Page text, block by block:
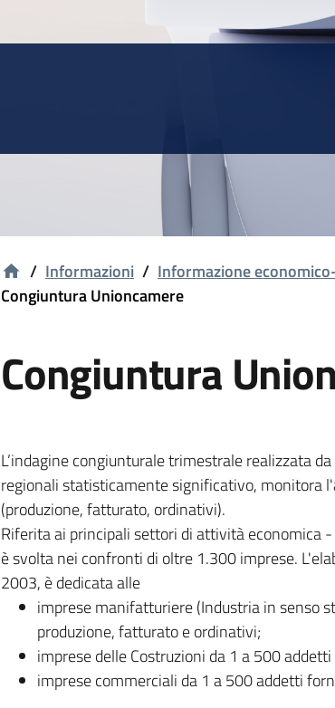
/ Informazioni / Informazione
Congiuntura Unioncamere
Congiuntura
L’indagine congiunturale trimestrale realizzata
regionali statisticamente significativo, monitora
(produzione, fatturato, ordinativi).
Riferita ai principali settori di attività economica
è svolta nei confronti di oltre 1.300 imprese.
2003, è dedicata alle
imprese manifatturiere (Industria in senso
produzione, fatturato e ordinativi;
imprese delle Costruzioni da 1 a 500
imprese commerciali da 1 a 500 addetti